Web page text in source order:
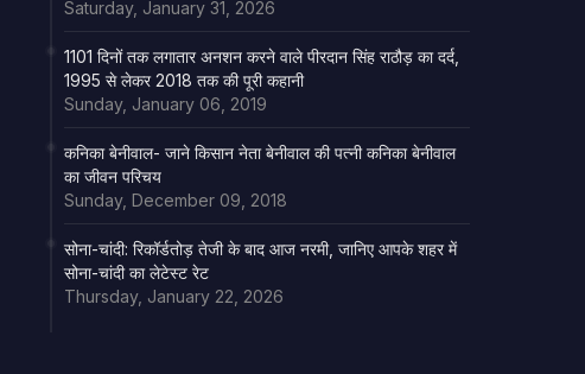
Saturday, January 31, 2026
1101 दिनों तक लगातार अनशन करने वाले पीरदान सिंह राठौड़ का दर्द,
1995 से लेकर 2018 तक की पूरी कहानी
Sunday, January 06, 2019
कनिका बेनीवाल- जाने किसान नेता बेनीवाल की पत्नी कनिका बेनीवाल
का जीवन परिचय
Sunday, December 09, 2018
सोना-चांदी: रिकॉर्डतोड़ तेजी के बाद आज नरमी, जानिए आपके शहर में
सोना-चांदी का लेटेस्ट रेट
Thursday, January 22, 2026